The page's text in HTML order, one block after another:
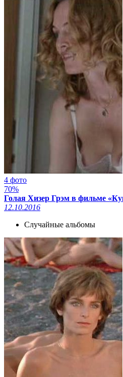
4 фото
70%
Голая Хизер Грэм в фильме
12.10.2016
Случайные альбомы